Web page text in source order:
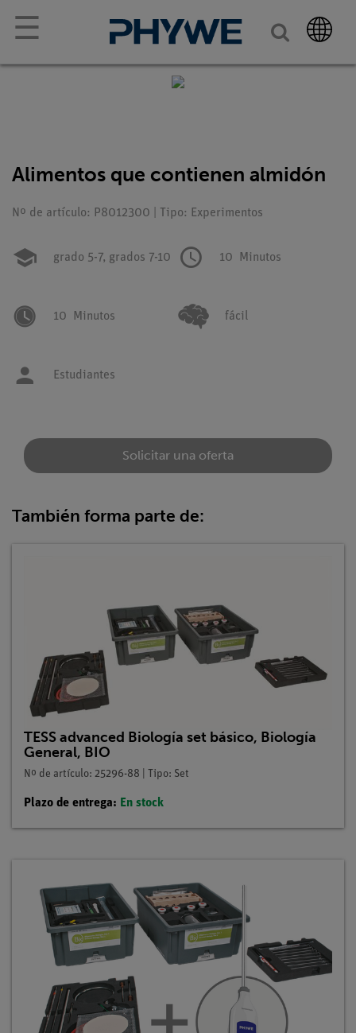
☰
Alimentos que contienen almidón
Nº de artículo: P8012300 | Tipo: Experimentos
grado 5-7, grados 7-10 10 Minutos
10 Minutos fácil
Estudiantes
Solicitar una oferta
También forma parte de:
TESS advanced Biología set básico, Biología
General, BIO
Nº de artículo: 25296-88 | Tipo: Set
Plazo de entrega: En stock